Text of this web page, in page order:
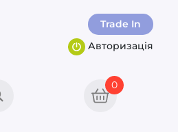
Trade In
Авторизація
0